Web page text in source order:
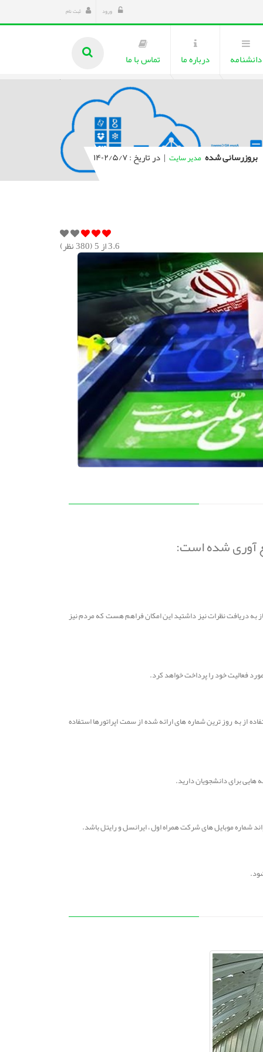
ورود ثبت نام
دانشنامه درباره ما تماس با ما
بروزرسانی شده مدیر سایت | در تاریخ : ۱۴۰۲/۵/۷
3.6از 5 ( 380نظر)
آوری شده است:
به دریافت نظرات نیز داشتید این امکان فراهم هست که مردم نیز
فعالیت خود را پرداخت خواهد کرد.
از به روز ترین شماره های ارائه شده از سمت اپراتورها استفاده
برای دانشجویان دارید.
موبایل های شرکت همراه اول ، ایرانسل و رایتل باشد.